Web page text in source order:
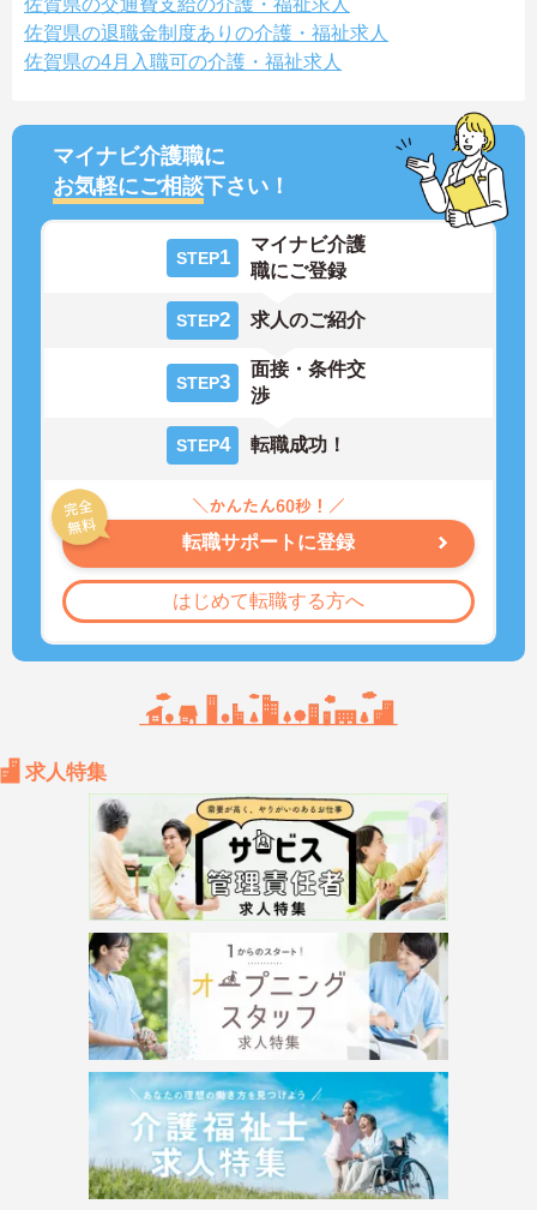
佐賀県の退職金制度ありの介護・福祉求人
佐賀県の4月入職可の介護・福祉求人
マイナビ介護職に
お気軽にご相談下さい！
STEP1
マイナビ介護
職にご登録
STEP2 求人のご紹介
STEP3
面接・条件交
渉
STEP4 転職成功！
転職サポートに登録
はじめて転職する方へ
求人特集